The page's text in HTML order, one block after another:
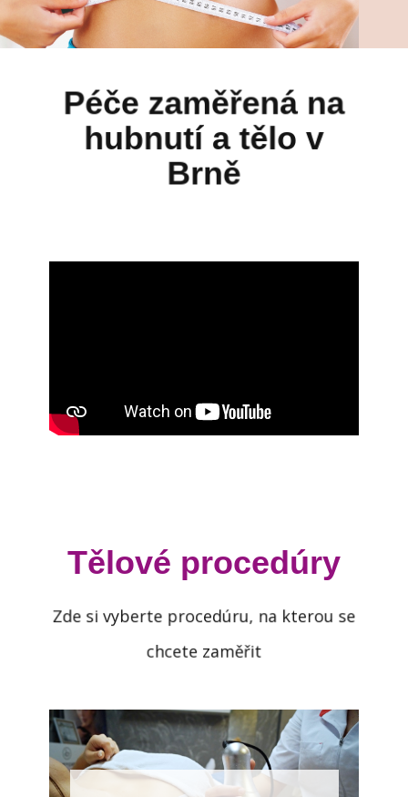
Péče zaměřená na
hubnutí a tělo v
Brně
Tělové procedúry
Zde si vyberte procedúru, na kterou se
chcete zaměřit